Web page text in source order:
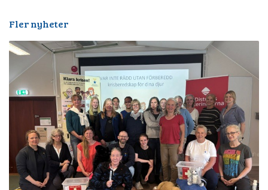
Fler nyheter